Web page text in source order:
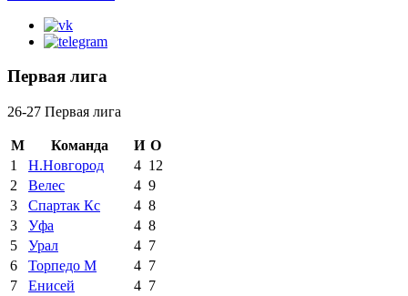
Первая лига
26-27 Первая лига
М Команда И О
1
Н.Новгород 4 12
2
Велес 4 9
3
Спартак Кс 4 8
3
Уфа 4 8
5
Урал 4 7
6
Торпедо М 4 7
7
Енисей 4 7